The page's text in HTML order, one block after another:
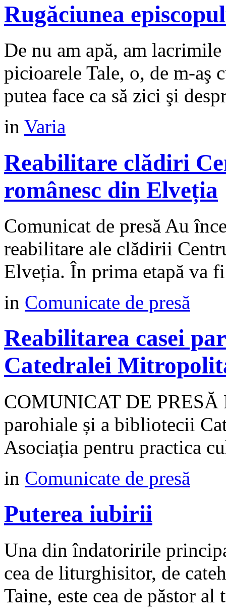
Rugăciunea
De nu am apă, am
picioarele Tale, o, de m-aş
putea face ca să zici şi
in Varia
Reabilitare clădiri
românesc din Elveția
Comunicat de presă Au
reabilitare ale clădirii
Elveția. În prima etapă va
in Comunicate de presă
Reabilitarea casei
Catedralei
COMUNICAT DE PRESĂ
parohiale și a bibliotecii
Asociația pentru practica
in Comunicate de presă
Puterea iubirii
Una din îndatoririle
cea de liturghisitor, de
Taine, este cea de păstor al